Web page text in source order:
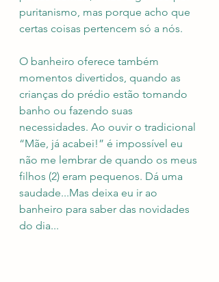
puritanismo, mas porque acho que
certas coisas pertencem só a nós.
O banheiro oferece também
momentos divertidos, quando as
crianças do prédio estão tomando
banho ou fazendo suas
necessidades. Ao ouvir o tradicional
“Mãe, já acabei!” é impossível eu
não me lembrar de quando os meus
filhos (2) eram pequenos. Dá uma
saudade...Mas deixa eu ir ao
banheiro para saber das novidades
do dia...